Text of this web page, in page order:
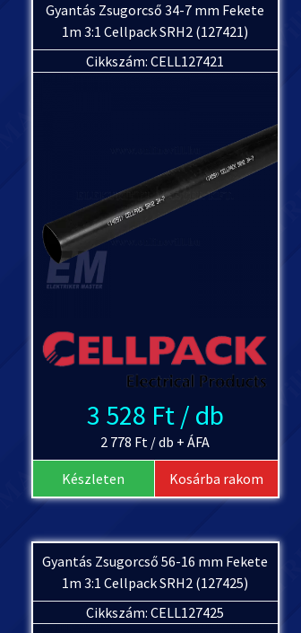
Gyantás Zsugorcső 34-7 mm Fekete
1m 3:1 Cellpack SRH2 (127421)
Cikkszám: CELL127421
3 528 Ft / db
2 778 Ft / db + ÁFA
Készleten Kosárba rakom
Gyantás Zsugorcső 56-16 mm Fekete
1m 3:1 Cellpack SRH2 (127425)
Cikkszám: CELL127425